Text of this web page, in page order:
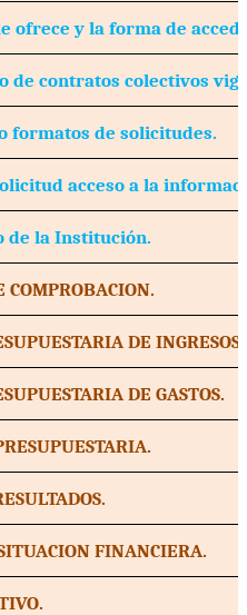
ofrece y la forma de
de contratos colectivos
formatos de solicitudes.
acceso a la
de la Institución.
DE INGRESOS.
DE GASTOS.
FINANCIERA.